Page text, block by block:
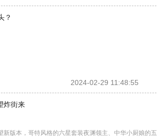
？
2024-02-29 11:48:55
炸街来
版本，哥特风格的六星套装夜渊领主、中华小厨娘的